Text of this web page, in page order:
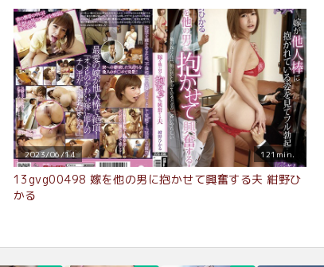
2023/06/14 121min.
13gvg00498 嫁を他の男に抱かせて興奮する夫 紺野ひ
かる